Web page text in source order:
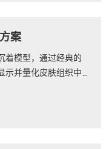
案
着模型，通过经典的
并量化皮肤组织中